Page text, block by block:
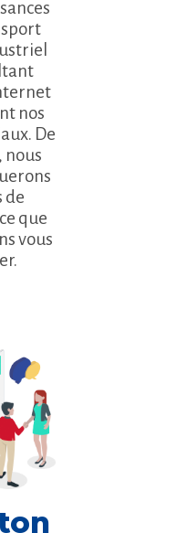
nos
De
nous
de
que
vous